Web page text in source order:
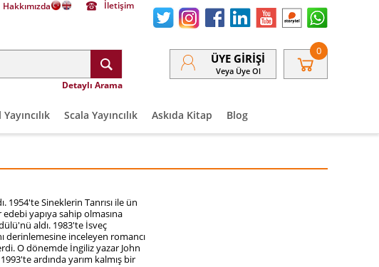
Hakkımızda İletişim
Detaylı Arama
ÜYE GIRIŞI
Veya Üye Ol
0
Scala Yayıncılık Askıda Kitap Blog
1954'teSineklerin Tanrısı ile ün
yapıya sahip olmasına
'nü aldı. 1983'te İsveç
derinlemesine inceleyen romancı
O dönemde İngiliz yazar John
ardında yarım kalmış bir